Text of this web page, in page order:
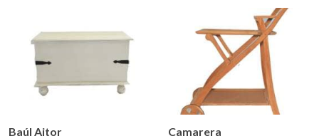
Baúl Aitor Camarera